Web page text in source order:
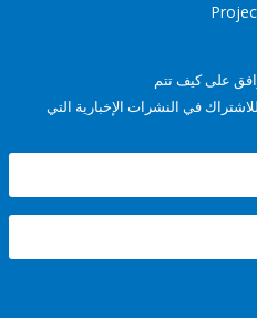
تتم
النشرات الإخبارية التي